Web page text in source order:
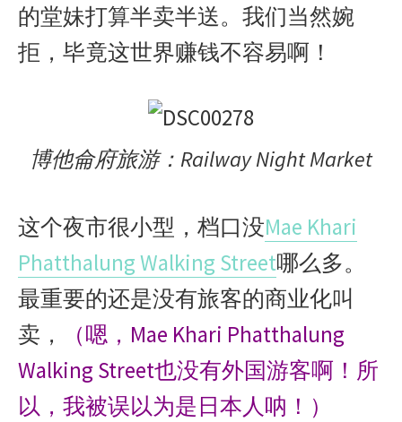
的堂妹打算半卖半送。我们当然婉
拒，毕竟这世界赚钱不容易啊！
博他侖府旅游：Railway Night Market
这个夜市很小型，档口没Mae Khari
Phatthalung Walking Street哪么多。
最重要的还是没有旅客的商业化叫
卖，
（嗯，Mae Khari Phatthalung
Walking Street也没有外国游客啊！所
以，我被误以为是日本人呐！）